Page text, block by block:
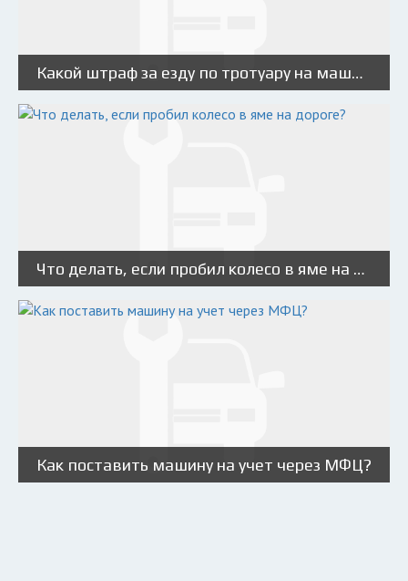
Какой штраф за езду по тротуару на машине?
Что делать, если пробил колесо в яме на дороге?
Как поставить машину на учет через МФЦ?